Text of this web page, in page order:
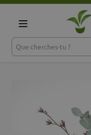
Aller au contenu